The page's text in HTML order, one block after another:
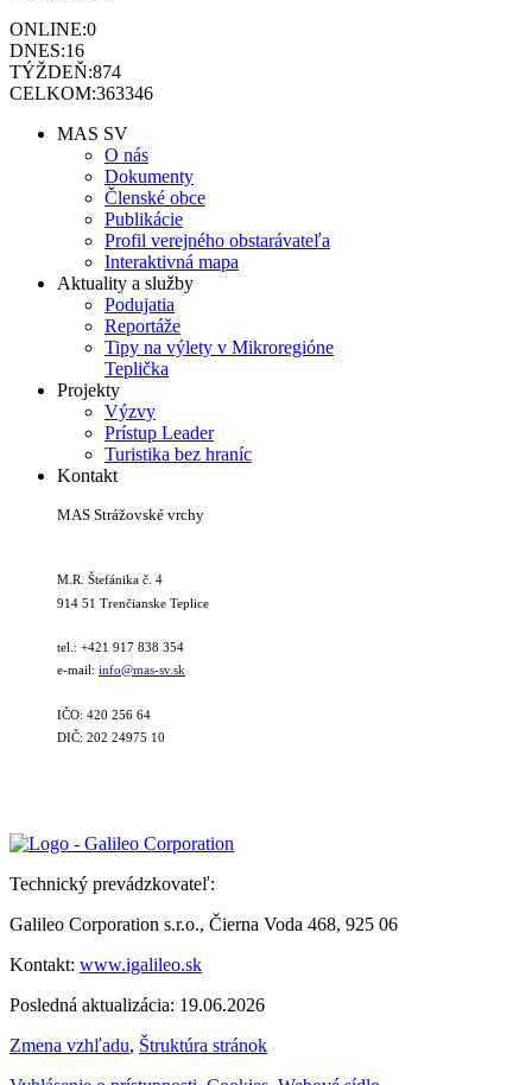
ONLINE:0
DNES:16
TÝŽDEŇ:874
CELKOM:363346
MAS SV
O nás
Dokumenty
Členské obce
Publikácie
Profil verejného obstarávateľa
Interaktivná mapa
Aktuality a služby
Podujatia
Reportáže
Tipy na výlety v Mikroregióne
Teplička
Projekty
Výzvy
Prístup Leader
Turistika bez hraníc
Kontakt
MAS Strážovské vrchy
M.R. Štefánika č. 4
914 51 Trenčianske Teplice
tel.: +421 917 838 354
e-mail: info@mas-sv.sk
IČO: 420 256 64
DIČ: 202 24975 10
Technický prevádzkovateľ:
Galileo Corporation s.r.o., Čierna Voda 468, 925 06
Kontakt: www.igalileo.sk
Posledná aktualizácia: 19.06.2026
Zmena vzhľadu, Štruktúra stránok